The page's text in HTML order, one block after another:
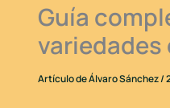
Guía
Artículo deÁlvaro Sánchez/